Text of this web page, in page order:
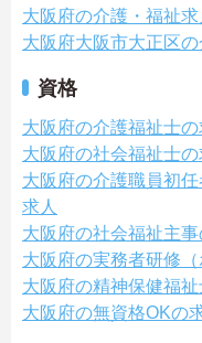
大阪府の介護・福祉求
大阪府大阪市大正区
資格
大阪府の介護福祉士の
大阪府の社会福祉士の
大阪府の介護職員初
求人
大阪府の社会福祉主事
大阪府の実務者研修
大阪府の精神保健福祉
大阪府の無資格OKの